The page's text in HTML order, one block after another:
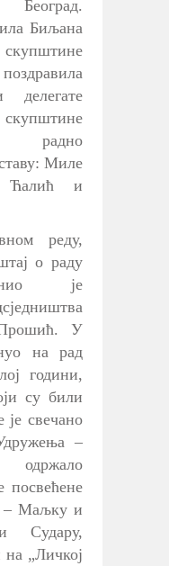
Биљана
скупштине
радно
Миле
Ћалић и
реду,
о раду
је
У
на рад
години,
су били
свечано
–
посвећене
– Маљку и
на „Личкој